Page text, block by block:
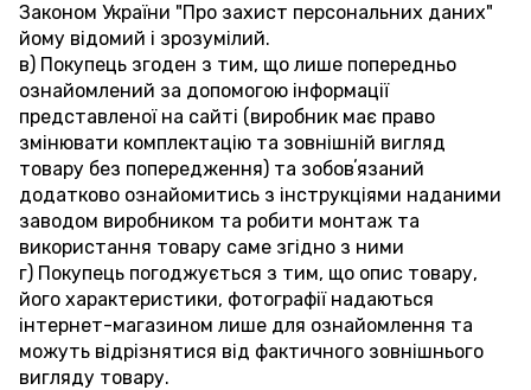
Законом України "Про захист персональних даних"
йому відомий і зрозумілий.
в) Покупець згоден з тим, що лише попередньо
ознайомлений за допомогою інформації
представленої на сайті (виробник має право
змінювати комплектацію та зовнішній вигляд
товару без попередження) та зобовʼязаний
додатково ознайомитись з інструкціями наданими
заводом виробником та робити монтаж та
використання товару саме згідно з ними
г) Покупець погоджується з тим, що опис товару,
його характеристики, фотографії надаються
інтернет-магазином лише для ознайомлення та
можуть відрізнятися від фактичного зовнішнього
вигляду товару.